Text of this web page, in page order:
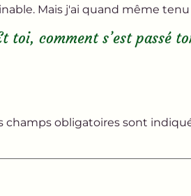
toi, comment s’est passé
champs obligatoires sont